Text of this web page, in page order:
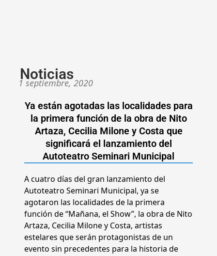
Noticias
1 septiembre, 2020
Ya están agotadas las localidades para
la primera función de la obra de Nito
Artaza, Cecilia Milone y Costa que
significará el lanzamiento del
Autoteatro Seminari Municipal
A cuatro días del gran lanzamiento del
Autoteatro Seminari Municipal, ya se
agotaron las localidades de la primera
función de “Mañana, el Show”, la obra de Nito
Artaza, Cecilia Milone y Costa, artistas
estelares que serán protagonistas de un
evento sin precedentes para la historia de